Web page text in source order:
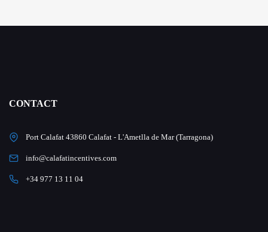
CONTACT
Port Calafat 43860 Calafat - L'Ametlla de Mar (Tarragona)
info@calafatincentives.com
+34 977 13 11 04